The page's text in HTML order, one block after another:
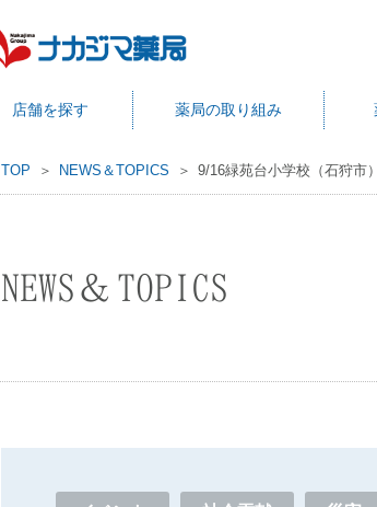
店舗を探す 薬局の取り組み
TOP NEWS＆TOPICS 9/16緑苑台小学校（石狩市
NEWS＆TOPICS